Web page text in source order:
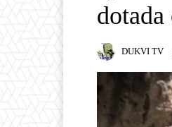
DUKVI TV